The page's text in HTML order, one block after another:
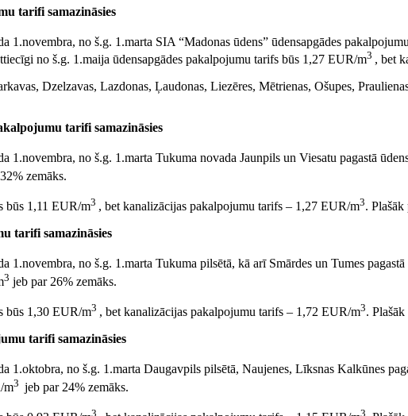
tarifi samazināsies
1.novembra, no š.g. 1.marta SIA “Madonas ūdens” ūdensapgādes
no š.g. 1.maija ūdensapgādes pakalpojumu tarifs būs 1,27 EUR/m3 , bet
Dzelzavas, Lazdonas, Ļaudonas, Liezēres, Mētrienas, Ošupes,
tarifi samazināsies
1.novembra, no š.g. 1.marta Tukuma novada Jaunpils un Viesatu pagastā
zemāks.
būs 1,11 EUR/m3 , bet kanalizācijas pakalpojumu tarifs – 1,27 EUR/m3.
tarifi samazināsies
1.novembra, no š.g. 1.marta Tukuma pilsētā, kā arī Smārdes un Tumes
3 jeb par 26% zemāks.
būs 1,30 EUR/m3 , bet kanalizācijas pakalpojumu tarifs – 1,72 EUR/m3.
tarifi samazināsies
1.oktobra, no š.g. 1.marta Daugavpils pilsētā, Naujenes, Līksnas Kalkūnes
m3 jeb par 24% zemāks.
3 3